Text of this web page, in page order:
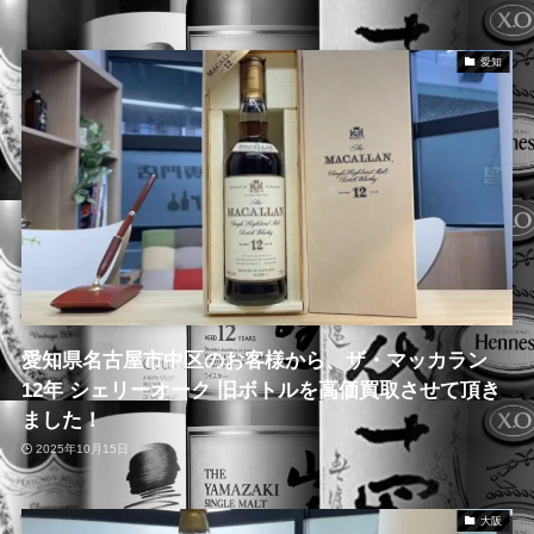
愛知
愛知県名古屋市中区のお客様から、ザ・マッカラン
12年 シェリーオーク 旧ボトルを高価買取させて頂き
ました！
2025年10月15日
大阪